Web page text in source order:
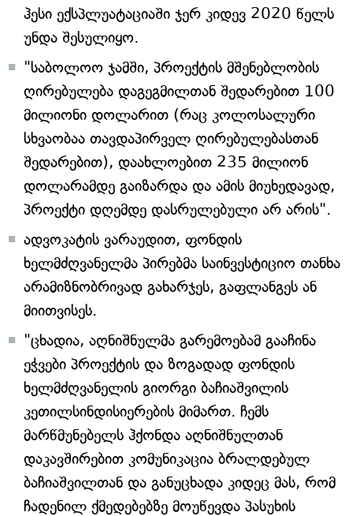
ჰესი ექსპლუატაციაში ჯერ კიდევ 2020 წელს
უნდა შესულიყო.
"საბოლოო ჯამში, პროექტის მშენებლობის
ღირებულება დაგეგმილთან შედარებით 100
მილიონი დოლარით (რაც კოლოსალური
სხვაობაა თავდაპირველ ღირებულებასთან
შედარებით), დაახლოებით 235 მილიონ
დოლარამდე გაიზარდა და ამის მიუხედავად,
პროექტი დღემდე დასრულებული არ არის".
ადვოკატის ვარაუდით, ფონდის
ხელმძღვანელმა პირებმა საინვესტიციო თანხა
არამიზნობრივად გახარჯეს, გაფლანგეს ან
მიითვისეს.
"ცხადია, აღნიშნულმა გარემოებამ გააჩინა
ეჭვები პროექტის და ზოგადად ფონდის
ხელმძღვანელის გიორგი ბაჩიაშვილის
კეთილსინდისიერების მიმართ. ჩემს
მარწმუნებელს ჰქონდა აღნიშნულთან
დაკავშირებით კომუნიკაცია ბრალდებულ
ბაჩიაშვილთან და განუცხადა კიდეც მას, რომ
ჩადენილ ქმედებებზე მოუწევდა პასუხის